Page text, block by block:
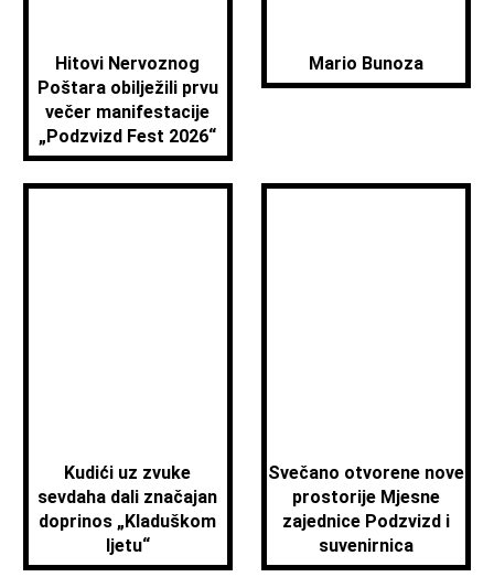
Hitovi Nervoznog
Poštara obilježili prvu
večer manifestacije
„Podzvizd Fest 2026“
Mario Bunoza
Kudići uz zvuke
sevdaha dali značajan
doprinos „Kladuškom
ljetu“
Svečano otvorene nove
prostorije Mjesne
zajednice Podzvizd i
suvenirnica